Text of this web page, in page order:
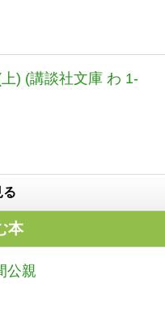
) (講談社文庫 わ 1-
る
本
公親